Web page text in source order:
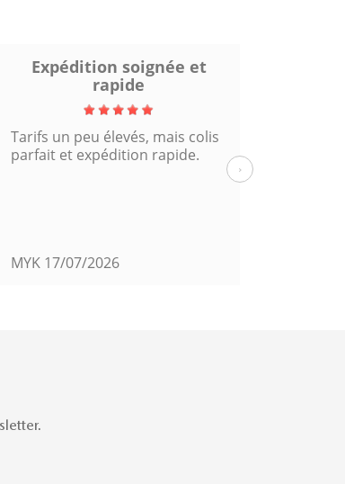
Expédition soignée et
rapide
Tarifs un peu élevés, mais colis
parfait et expédition rapide.
MYK 17/07/2026
›